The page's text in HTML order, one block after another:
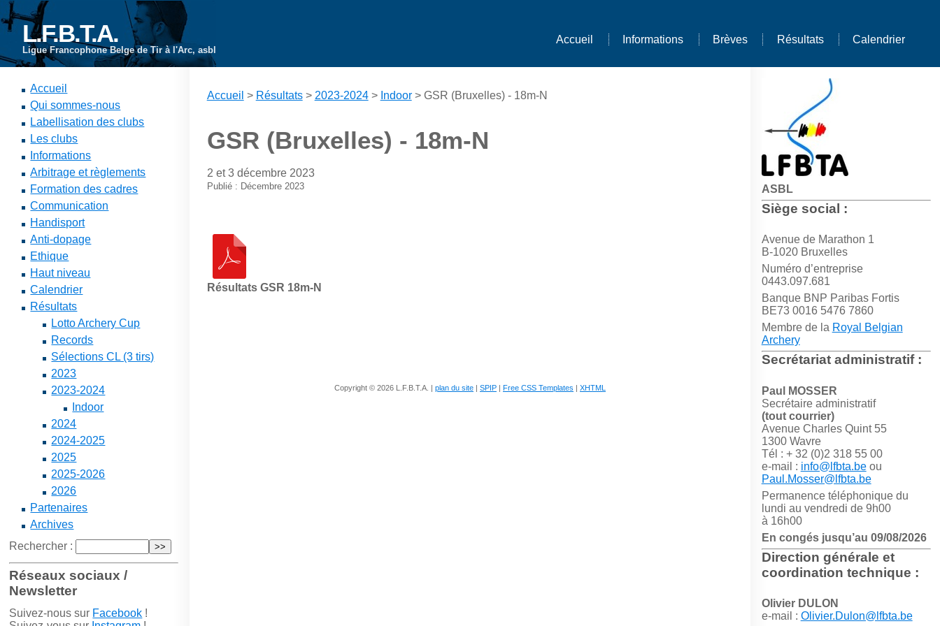
L.F.B.T.A.
Ligue Francophone Belge de Tir à l'Arc, asbl
Accueil Informations Brèves Résultats Calendrier
ASBL
Siège social :
Avenue de Marathon 1
B-1020 Bruxelles
Numéro d’entreprise
0443.097.681
Banque BNP Paribas Fortis
BE73 0016 5476 7860
Membre de la Royal Belgian
Archery
Secrétariat administratif :
Paul MOSSER
Secrétaire administratif
(tout courrier)
Avenue Charles Quint 55
1300 Wavre
Tél : + 32 (0)2 318 55 00
e-mail : info@lfbta.beou
Paul.Mosser@lfbta.be
Permanence téléphonique du
lundi au vendredi de 9h00
à 16h00
En congés jusqu’au 09/08/2026
Direction générale et
coordination technique :
Olivier DULON
e-mail : Olivier.Dulon@lfbta.be
Accueil
Qui sommes-nous
Labellisation des clubs
Les clubs
Informations
Arbitrage et règlements
Formation des cadres
Communication
Handisport
Anti-dopage
Ethique
Haut niveau
Calendrier
Résultats
Lotto Archery Cup
Records
Sélections CL (3 tirs)
2023
2023-2024
Indoor
2024
2024-2025
2025
2025-2026
2026
Partenaires
Archives
Rechercher :
Réseaux sociaux /
Newsletter
Suivez-nous sur Facebook !
Accueil > Résultats> 2023-2024> Indoor> GSR (Bruxelles) - 18m-N
GSR (Bruxelles) - 18m-N
2 et 3 décembre 2023
Publié : Décembre 2023
Résultats GSR 18m-N
Copyright © 2026 L.F.B.T.A. | plan du site | SPIP | Free CSS Templates | XHTML